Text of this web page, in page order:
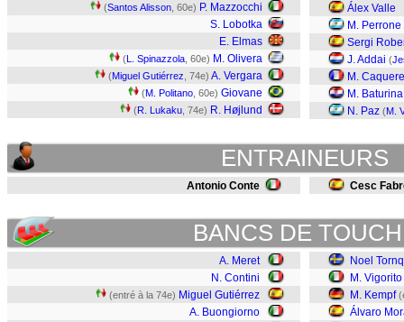
(Santos Alisson , 60e) P. Mazzocchi
S. Lobotka
E. Elmas
(L. Spinazzola , 60e) M. Olivera
(Miguel Gutiérrez , 74e) A. Vergara
(M. Politano , 60e) Giovane
(R. Lukaku , 74e) R. Højlund
Álex Valle
M. Perrone
Sergi
J. Addai (
M.
M. Baturina
N. Paz (M.
ENTRAINEURS
Antonio Conte Cesc
BANCS DE
A. Meret
N. Contini
(entré à la 74e) Miguel Gutiérrez
A. Buongiorno
Noel
M. Vigorito
M. Kempf
Álvaro